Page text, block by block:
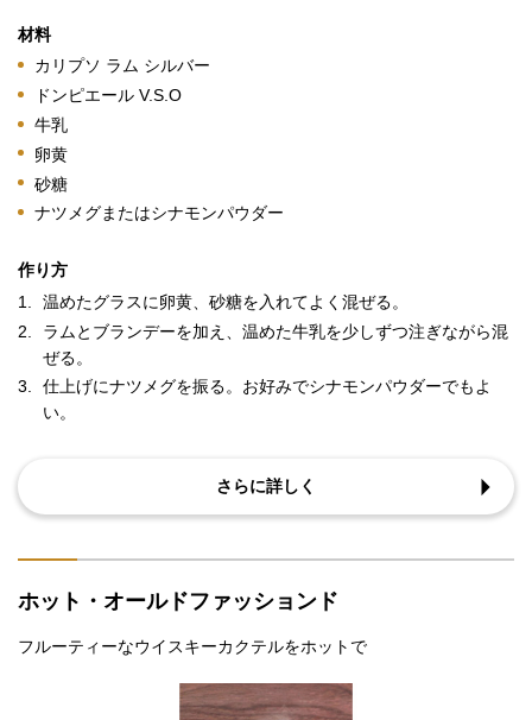
材料
カリプソ ラム シルバー
ドンピエール V.S.O
牛乳
卵黄
砂糖
ナツメグまたはシナモンパウダー
作り方
1.
温めたグラスに卵黄、砂糖を入れてよく混ぜる。
2.
ラムとブランデーを加え、温めた牛乳を少しずつ注ぎながら混
ぜる。
3.
仕上げにナツメグを振る。お好みでシナモンパウダーでもよ
い。
さらに詳しく
ホット・オールドファッションド
フルーティーなウイスキーカクテルをホットで